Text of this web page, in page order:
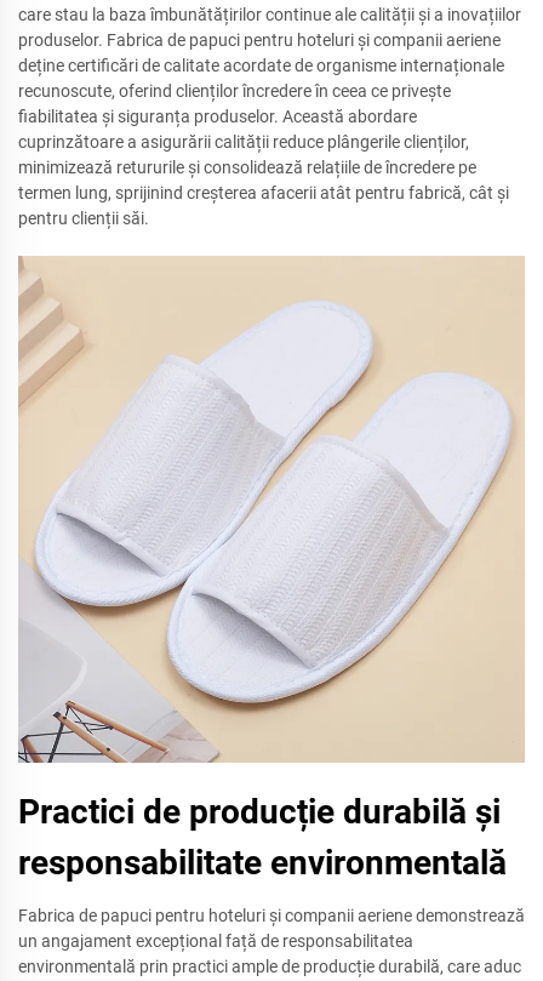
care stau la baza îmbunătățirilor continue ale calității și a inovațiilor
produselor. Fabrica de papuci pentru hoteluri și companii aeriene
deține certificări de calitate acordate de organisme internaționale
recunoscute, oferind clienților încredere în ceea ce privește
fiabilitatea și siguranța produselor. Această abordare
cuprinzătoare a asigurării calității reduce plângerile clienților,
minimizează retururile și consolidează relațiile de încredere pe
termen lung, sprijinind creșterea afacerii atât pentru fabrică, cât și
pentru clienții săi.
Practici de producție durabilă și
responsabilitate environmentală
Fabrica de papuci pentru hoteluri și companii aeriene demonstrează
un angajament excepțional față de responsabilitatea
environmentală prin practici ample de producție durabilă, care aduc